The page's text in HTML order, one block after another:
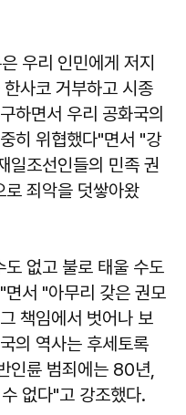
우리 인민에게 저지
사코 거부하고 시종
하면서 우리 공화국의
히 위협했다"면서 "강
일조선인들의 민족 권
로 죄악을 덧쌓아왔
없고 불로 태울 수도
서 "아무리 갖은 권모
책임에서 벗어나 보
의 역사는 후세토록
인륜 범죄에는 80년,
없다"고 강조했다.